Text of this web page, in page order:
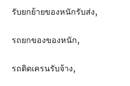
รับยกย้ายของหนักรับส่ง,
รถยกของของหนัก,
รถติดเครนรับจ้าง,